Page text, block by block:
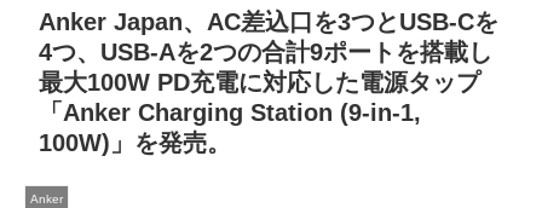
Anker Japan、AC差込口を3つとUSB-Cを
4つ、USB-Aを2つの合計9ポートを搭載し
最大100W PD充電に対応した電源タップ
「Anker Charging Station (9-in-1,
100W)」を発売。
Anker